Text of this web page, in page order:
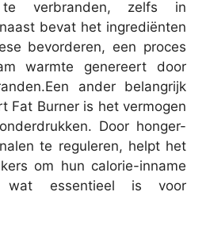
te verbranden, zelfs in
bevat het ingrediënten
bevorderen, een proces
warmte genereert door
Een ander belangrijk
Fat Burner is het vermogen
Door honger-
te reguleren, helpt het
om hun calorie-inname
wat essentieel is voor